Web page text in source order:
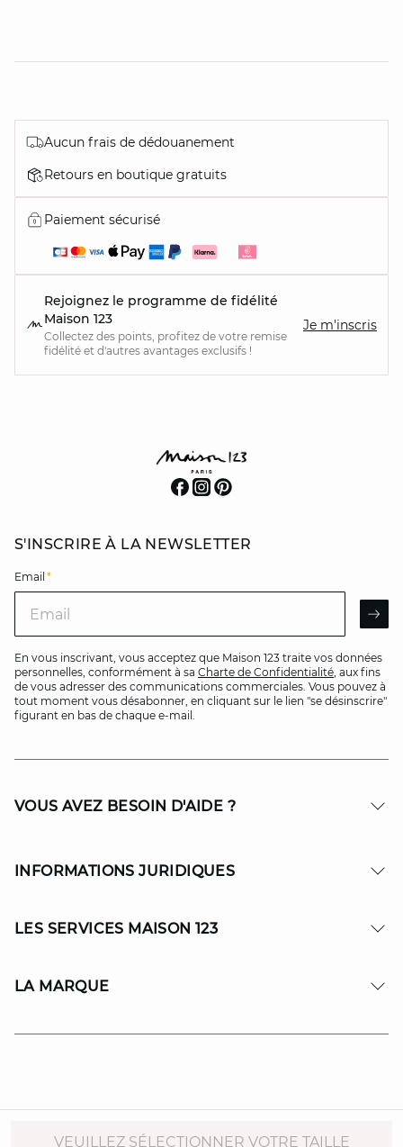
VEUILLEZ SÉLECTIONNER VOTRE TAILLE
Aucun frais de dédouanement
Retours en boutique gratuits
Paiement sécurisé
Rejoignez le programme de fidélité
Maison 123
Collectez des points, profitez de votre remise
fidélité et d'autres avantages exclusifs !
Je m'inscris
S'INSCRIRE À LA NEWSLETTER
Email *
En vous inscrivant, vous acceptez que Maison 123 traite vos données
personnelles, conformément à sa Charte de Confidentialité, aux fins
de vous adresser des communications commerciales. Vous pouvez à
tout moment vous désabonner, en cliquant sur le lien "se désinscrire"
figurant en bas de chaque e-mail.
VOUS AVEZ BESOIN D'AIDE ?
INFORMATIONS JURIDIQUES
LES SERVICES MAISON 123
LA MARQUE
© Copyright 2026 MAISON 123. All Rights reserved.